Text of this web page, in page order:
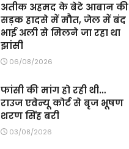
अतीक अहमद के बेटे आबान की
सड़क हादसे में मौत, जेल में बंद
भाई अली से मिलने जा रहा था
झांसी
06/08/2026
फांसी की मांग हो रही थी…
राउज एवेन्यू कोर्ट से बृज भूषण
शरण सिंह बरी
03/08/2026